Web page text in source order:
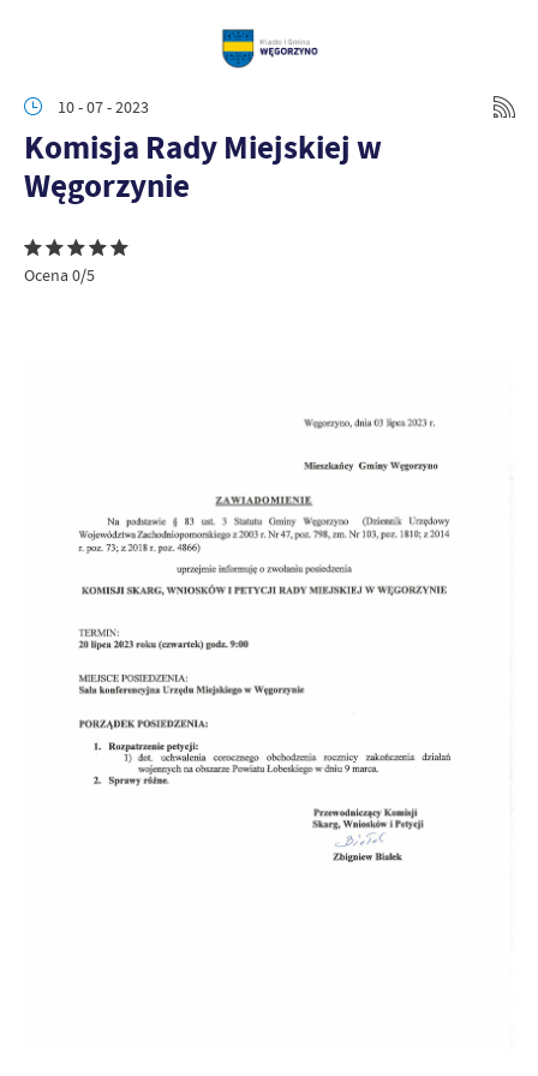
10 - 07 - 2023
Komisja Rady Miejskiej w
Węgorzynie
Ocena 0/5